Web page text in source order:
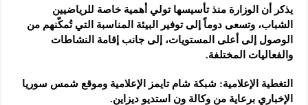
يذكر أن الوزارة منذ تأسيسها تولي أهمية خاصة للرياضيين
الشباب، وتسعى دوماً إلى توفير البيئة المناسبة التي تُمكّنهم من
الوصول إلى أعلى المستويات، إلى جانب إقامة النشاطات
والفعاليات المختلفة.
التغطية الإعلامية: شبكة شام تايمز الإعلامية وموقع شمس سوريا
الإخباري برعاية من وكالة ون استديو ديزاين.